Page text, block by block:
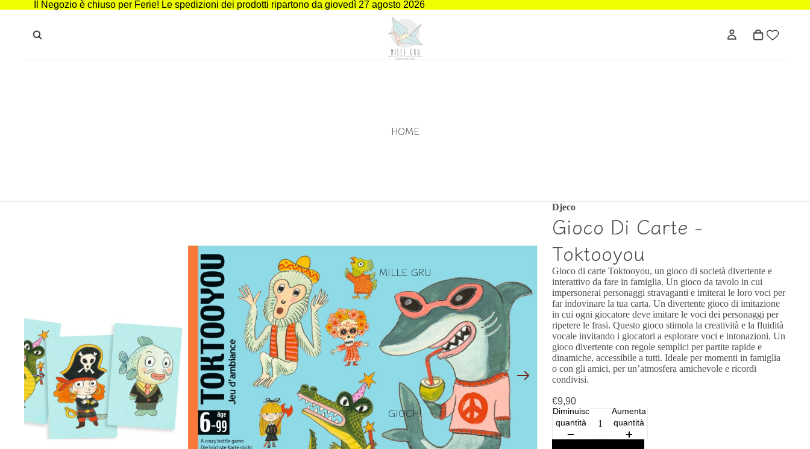
Il Negozio è chiuso per Ferie! Le spedizioni dei prodotti ripartono da giovedì 27 agosto 2026
HOME
MILLE GRU
GIOCHI
Djeco
Gioco Di Carte -
Toktooyou
Gioco di carte Toktooyou, un gioco di società divertente e
interattivo da fare in famiglia. Un gioco da tavolo in cui
impersonerai personaggi stravaganti e imiterai le loro voci per
far indovinare la tua carta. Un divertente gioco di imitazione
in cui ogni giocatore deve imitare le voci dei personaggi per
ripetere le frasi. Questo gioco stimola la creatività e la fluidità
vocale invitando i giocatori a esplorare voci e intonazioni. Un
gioco divertente con regole semplici per partite rapide e
dinamiche, accessibile a tutti. Ideale per momenti in famiglia
o con gli amici, per un’atmosfera amichevole e ricordi
condivisi.
€9,90
Diminuisci
quantità
Aumenta
quantità